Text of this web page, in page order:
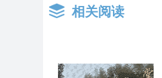
相关阅读